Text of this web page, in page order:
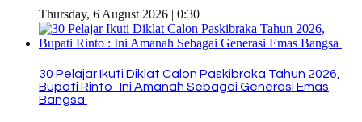
Thursday, 6 August 2026 | 0:30
30 Pelajar Ikuti Diklat Calon Paskibraka Tahun 2026,
Bupati Rinto : Ini Amanah Sebagai Generasi Emas
Bangsa